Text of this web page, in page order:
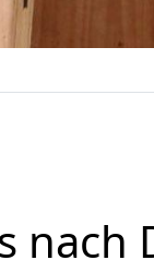
nach